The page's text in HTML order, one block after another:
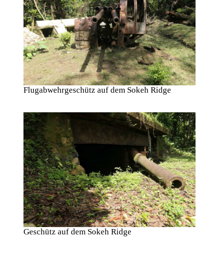
Flugabwehrgeschütz auf dem Sokeh Ridge
Geschütz auf dem Sokeh Ridge